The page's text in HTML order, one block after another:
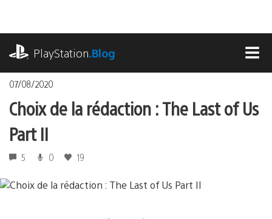
contenu
PlayStation.Blog
07/08/2020
Choix de la rédaction : The Last of Us
Part II
5 0 19